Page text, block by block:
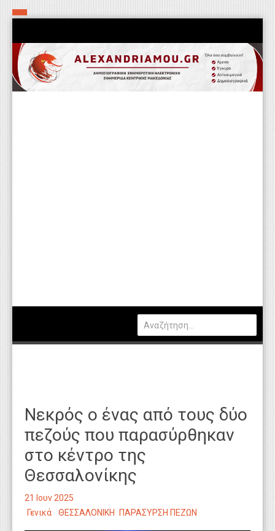
Νεκρός ο ένας από τους δύο
πεζούς που παρασύρθηκαν
στο κέντρο της
Θεσσαλονίκης
21 Ιουν 2025
Γενικά
ΘΕΣΣΑΛΟΝΙΚΗ ΠΑΡΑΣΥΡΣΗ ΠΕΖΩΝ
Αρχική
Τα εν δήμω εν οίκω
Πολιτιστικά-Εκκλησιαστικά
Καιρός
Τεχνολογία
Εκπαίδευση
Υγεία
Βιβλιοθήκη Απόψεων